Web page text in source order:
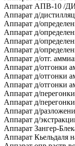
Аппарат АПВ-10 /
Аппарат д/
Аппарат д/
Аппарат д/
Аппарат д/
Аппарат д/
Аппарат д/отг.
Аппарат д/отгонки
Аппарат д/отгонки
Аппарат д/отгонки
Аппарат д/
Аппарат д/
Аппарат д/
Аппарат д/
Аппарат Зангер-
Аппарат Кьельдаля